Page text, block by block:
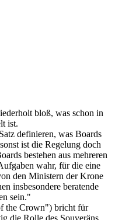
bloß, was schon in
ist.
definieren, was Boards
ist die Regelung doch
bestehen aus mehreren
wahr, für die eine
den Ministern der Krone
insbesondere beratende
sein."
the Crown") bricht für